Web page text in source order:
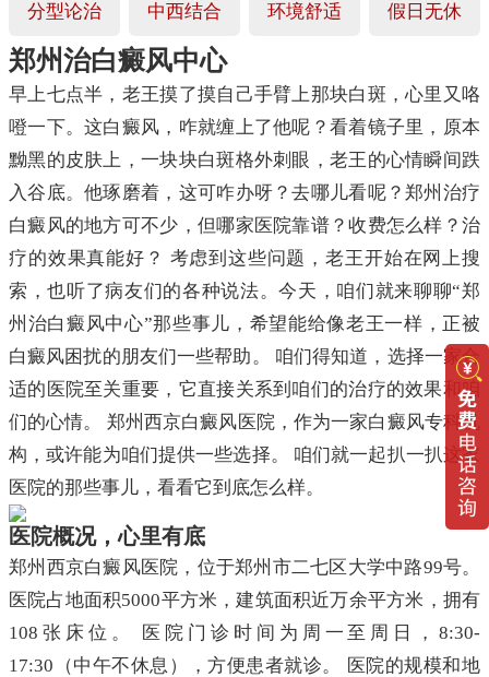
分型论治 中西结合 环境舒适 假日无休
郑州治白癜风中心
早上七点半，老王摸了摸自己手臂上那块白斑，心里又咯
噔一下。这白癜风，咋就缠上了他呢？看着镜子里，原本
黝黑的皮肤上，一块块白斑格外刺眼，老王的心情瞬间跌
入谷底。他琢磨着，这可咋办呀？去哪儿看呢？郑州治疗
白癜风的地方可不少，但哪家医院靠谱？收费怎么样？治
疗的效果真能好？ 考虑到这些问题，老王开始在网上搜
索，也听了病友们的各种说法。今天，咱们就来聊聊“郑
州治白癜风中心”那些事儿，希望能给像老王一样，正被
白癜风困扰的朋友们一些帮助。 咱们得知道，选择一家合
适的医院至关重要，它直接关系到咱们的治疗的效果和咱
们的心情。 郑州西京白癜风医院，作为一家白癜风专科机
构，或许能为咱们提供一些选择。 咱们就一起扒一扒这家
医院的那些事儿，看看它到底怎么样。
医院概况，心里有底
郑州西京白癜风医院，位于郑州市二七区大学中路99号。
医院占地面积5000平方米，建筑面积近万余平方米，拥有
108张床位。 医院门诊时间为周一至周日，8:30-
17:30（中午不休息），方便患者就诊。 医院的规模和地